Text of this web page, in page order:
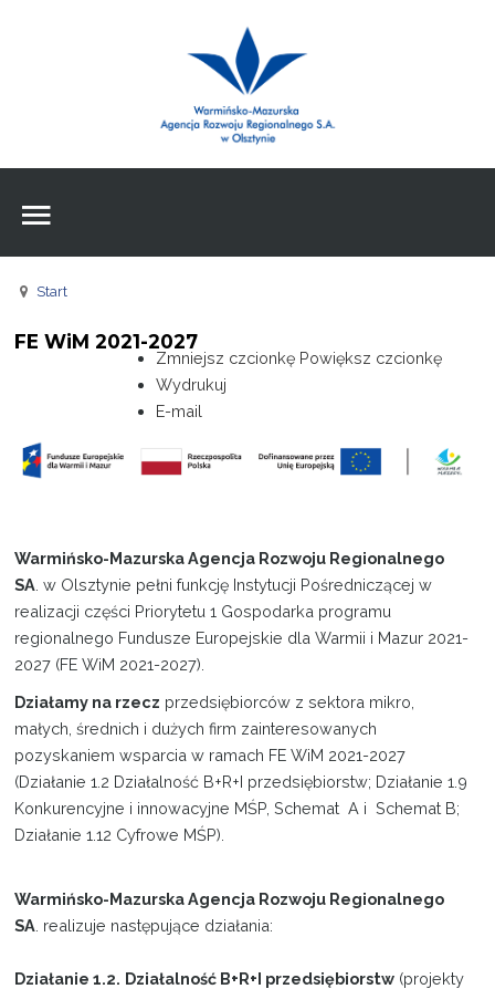
Agencja
FE
Pożyczki
Pożyczki
Kontakt
Znajdźna stronie
Wpisz czego szukasz
Start
FE WiM 2021-2027
Zmniejsz czcionkę Powiększ czcionkę
Wydrukuj
E-mail
Warmińsko-Mazurska Agencja Rozwoju Regionalnego
SA. w Olsztynie pełni funkcję Instytucji Pośredniczącej w
realizacji części Priorytetu 1 Gospodarka programu
regionalnego Fundusze Europejskie dla Warmii i Mazur 2021-
2027 (FE WiM 2021-2027).
Działamy na rzecz przedsiębiorców z sektora mikro,
małych, średnich i dużych firm zainteresowanych
pozyskaniem wsparcia w ramach FE WiM 2021-2027
(Działanie 1.2 Działalność B+R+I przedsiębiorstw; Działanie 1.9
Konkurencyjne i innowacyjne MŚP, Schemat A i Schemat B;
Działanie 1.12 Cyfrowe MŚP).
Warmińsko-Mazurska Agencja Rozwoju Regionalnego
SA. realizuje następujące działania:
Działanie 1.2. Działalność B+R+I przedsiębiorstw (projekty